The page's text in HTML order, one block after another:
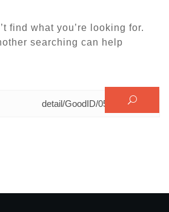
find what you’re looking for.
searching can help.
البحث عن: